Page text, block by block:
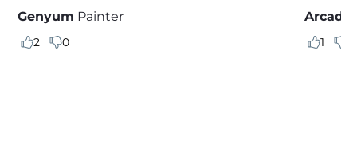
Genyum Painter
2 0
Arcadia
1